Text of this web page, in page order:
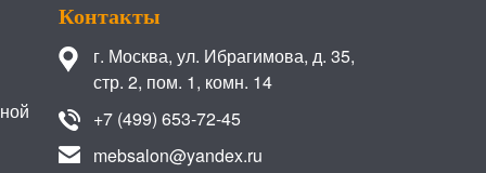
Контакты
г. Москва,ул. Ибрагимова, д. 35,
стр. 2, пом. 1, комн. 14
+7 (499) 653-72-45
mebsalon@yandex.ru